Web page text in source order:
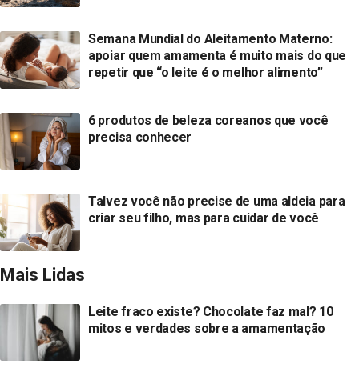
Semana Mundial do Aleitamento Materno:
apoiar quem amamenta é muito mais do que
repetir que “o leite é o melhor alimento”
6 produtos de beleza coreanos que você
precisa conhecer
Talvez você não precise de uma aldeia para
criar seu filho, mas para cuidar de você
Mais Lidas
Leite fraco existe? Chocolate faz mal? 10
mitos e verdades sobre a amamentação